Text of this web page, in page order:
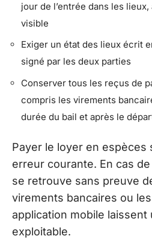
jour de l’entrée dans les
visible
Exiger un état des lieux écrit
signé par les deux parties
Conserver tous les reçus de
compris les virements
durée du bail et après le
Payer le loyer en espèces
erreur courante. En cas
se retrouve sans preuve
virements bancaires ou
application mobile laissent
exploitable.